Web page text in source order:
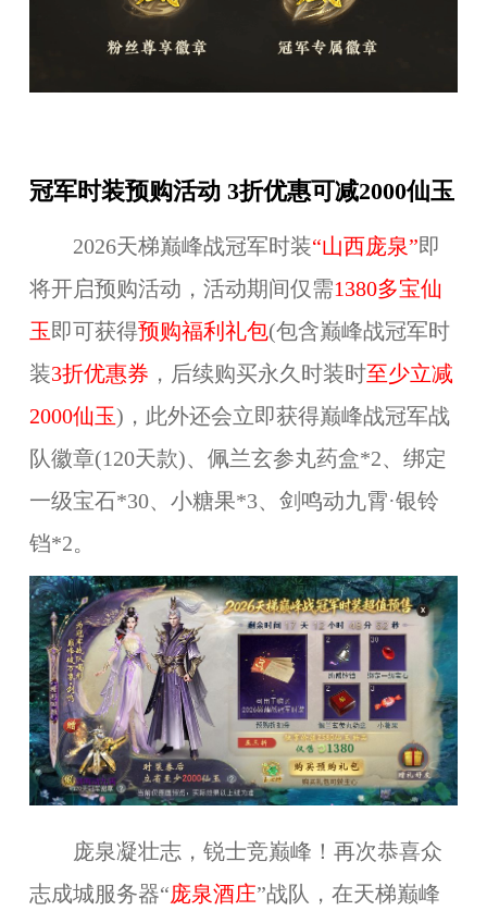
冠军时装预购活动 3折优惠可减2000仙玉
2026天梯巅峰战冠军时装“山西庞泉”即
将开启预购活动，活动期间仅需1380多宝仙
玉即可获得预购福利礼包(包含巅峰战冠军时
装3折优惠券 ，后续购买永久时装时至少立减
2000仙玉)，此外还会立即获得巅峰战冠军战
队徽章(120天款)、佩兰玄参丸药盒*2、绑定
一级宝石*30、小糖果*3、 剑鸣动九霄·银铃
铛*2。
庞泉凝壮志 ， 锐士竞巅峰 ！再次恭喜众
志成城服务器“庞泉酒庄”战队，在天梯巅峰